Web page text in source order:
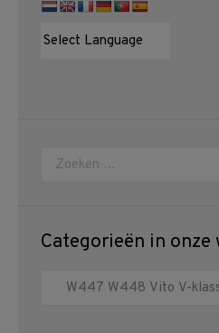
Zoeken:
Categorieën in onze